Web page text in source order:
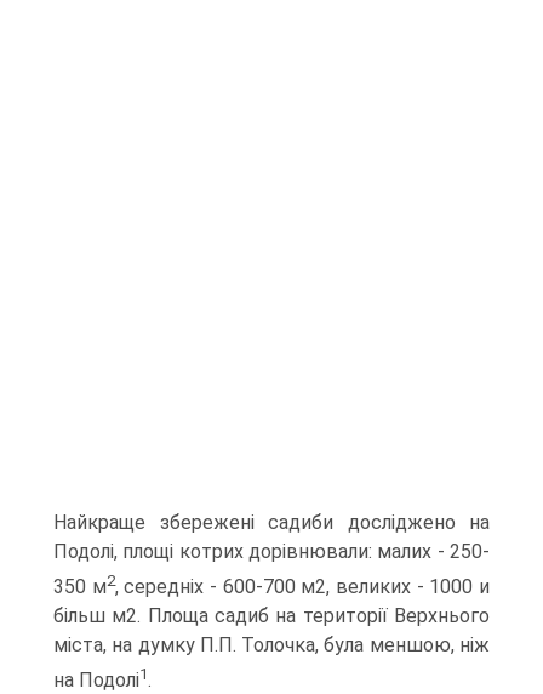
Найкраще збережені садиби досліджено на
Подолі, площі котрих дорівнювали: малих - 250-
350 м2, середніх - 600-700 м2, великих - 1000 и
більш м2. Площа садиб на території Верхнього
міста, на думку П.П. Толочка, була меншою, ніж
на Подолі1.